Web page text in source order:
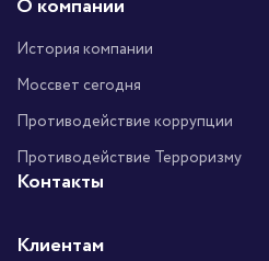
О компании
История компании
Моссвет сегодня
Противодействие коррупции
Противодействие Терроризму
Контакты
Клиентам